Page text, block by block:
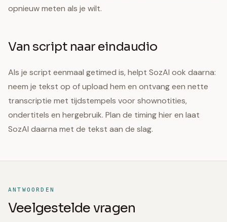
opnieuw meten als je wilt.
Van script naar eindaudio
Als je script eenmaal getimed is, helpt SozAI ook daarna:
neem je tekst op of upload hem en ontvang een nette
transcriptie met tijdstempels voor shownotities,
ondertitels en hergebruik. Plan de timing hier en laat
SozAI daarna met de tekst aan de slag.
ANTWOORDEN
Veelgestelde vragen